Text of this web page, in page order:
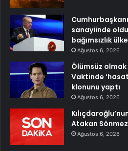
sanayiinde
bağımsızlık
Ağustos 6, 2026
Ölümsüz
Vaktinde
klonunu yaptı
Ağustos 6, 2026
Atakan
Ağustos 6, 2026